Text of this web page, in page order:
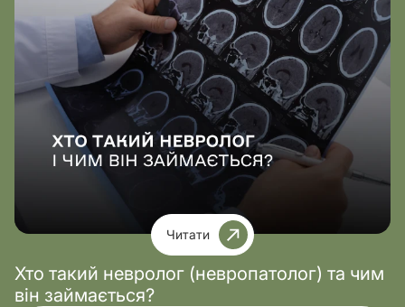
Читати
Хто такий невролог (невропатолог) та чим
він займається?